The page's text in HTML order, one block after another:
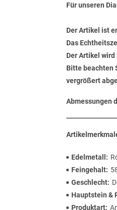
Für unseren
Der Artikel ist
Das
Der Artikel
Bitte beachten
vergrößert
Abmessungen
Edelmetall
Feingehalt
Geschlecht
Hauptstein &
Produktart